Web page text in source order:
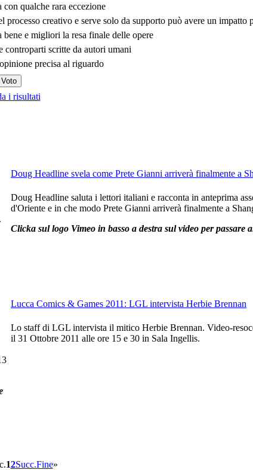
con qualche rara eccezione
creativo e serve solo da supporto può avere un impatto
e migliori la resa finale delle opere
scritte da autori umani
precisa al riguardo
i risultati
Doug Headline svela come Prete Gianni arriverà finalmente a
Doug Headline saluta i lettori italiani e racconta in anteprima
d'Oriente e in che modo Prete Gianni arriverà finalmente a
Clicka sul logo Vimeo in basso a destra sul video per passare
Lucca Comics & Games 2011: LGL intervista Herbie Brennan
Lo staff di LGL intervista il mitico Herbie Brennan. Video-
il 31 Ottobre 2011 alle ore 15 e 30 in Sala Ingellis.
12Succ.Fine»